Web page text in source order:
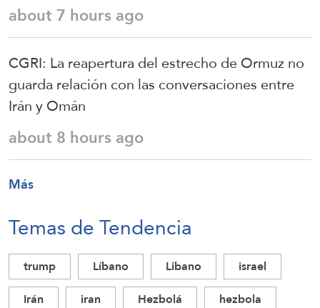
about 7 hours ago
CGRI: La reapertura del estrecho de Ormuz no
guarda relación con las conversaciones entre
Irán y Omán
about 8 hours ago
Más
Temas de Tendencia
trump Líbano Libano
israel
Irán
iran Hezbolá hezbola